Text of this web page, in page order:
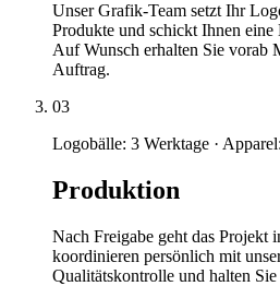
Unser Grafik-Team setzt Ihr
Produkte und schickt Ihnen
Auf Wunsch erhalten Sie vorab
Auftrag.
03
Logobälle: 3 Werktage ·
Produktion
Nach Freigabe geht das Projekt
koordinieren persönlich mit
Qualitätskontrolle und halten